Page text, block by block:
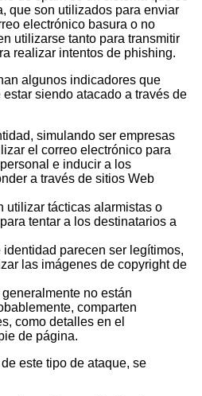
que son utilizados para enviar
electrónico basura o no
utilizarse tanto para transmitir
realizar intentos de phishing.
algunos indicadores que
siendo atacado a través de
simulando ser empresas
el correo electrónico para
e inducir a los
a través de sitios Web
utilizar tácticas alarmistas o
tentar a los destinatarios a
identidad parecen ser legítimos,
las imágenes de copyright de
no están
comparten
como detalles en el
de página.
este tipo de ataque, se